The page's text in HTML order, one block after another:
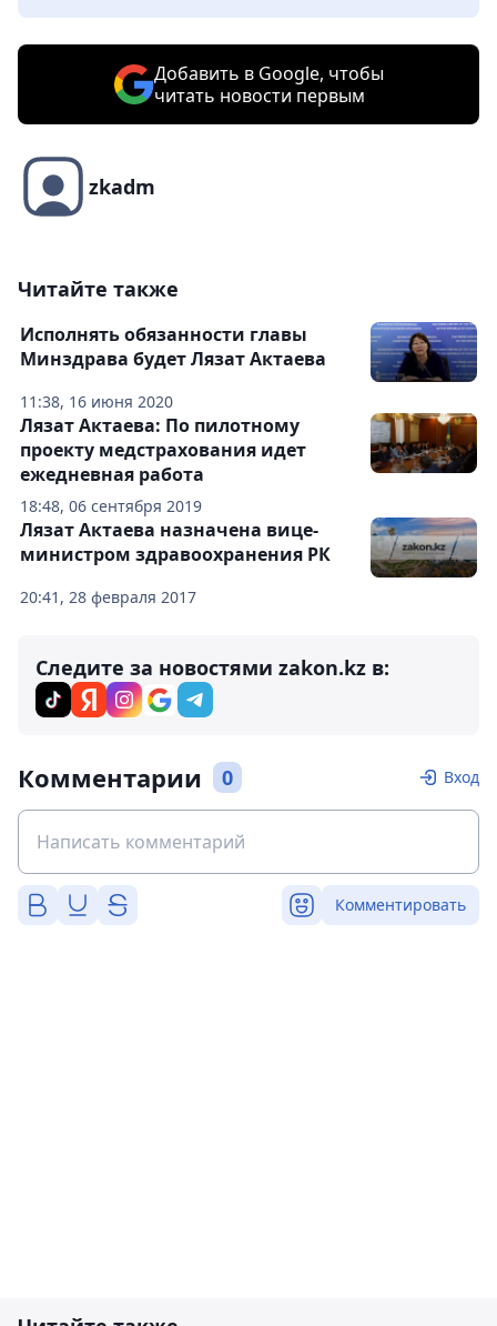
Добавить в Google, чтобы
читать новости первым
zkadm
Читайте также
11:38, 16 июня 2020
Исполнять обязанности главы
Минздрава будет Лязат Актаева
18:48, 06 сентября 2019
Лязат Актаева: По пилотному
проекту медстрахования идет
ежедневная работа
20:41, 28 февраля 2017
Лязат Актаева назначена вице-
министром здравоохранения РК
Следите за новостями zakon.kz в:
Комментарии 0 Вход
Комментировать